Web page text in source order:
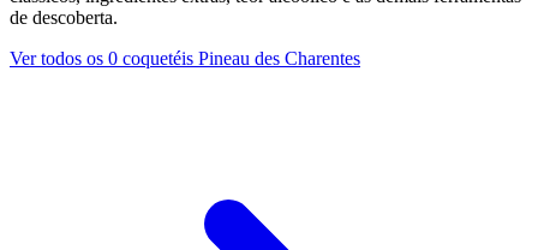
de descoberta.
Ver todos os 0 coquetéis Pineau des Charentes